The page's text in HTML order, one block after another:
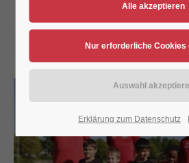
Support
24h/ 365days
17.09.2023 18:55
Erklärung zum Datenschutz